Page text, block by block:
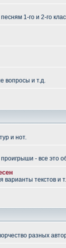
1-го и 2-го
вопросы и т.д.
и нот.
- все это
варианты текстов и
разных